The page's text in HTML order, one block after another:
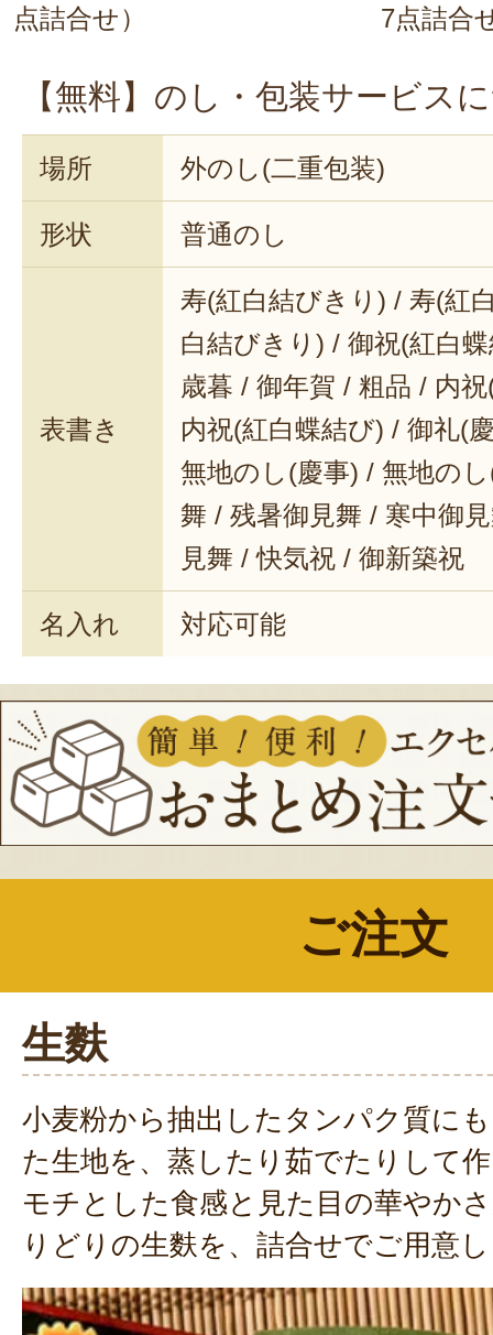
点詰合せ） 7点詰合
【無料】のし・包装サービス
場所 外のし(二重包装)
形状 普通のし
表書き
寿(紅白結びきり) / 寿(紅
白結びきり) / 御祝(紅白
歳暮 / 御年賀 / 粗品 / 内
内祝(紅白蝶結び) / 御礼(
無地のし(慶事) / 無地の
舞 / 残暑御見舞 / 寒中御
見舞 / 快気祝 / 御新築祝
名入れ 対応可能
ご注文
生麩
小麦粉から抽出したタンパク質に
た生地を、蒸したり茹でたりして
モチとした食感と見た目の華やか
りどりの生麩を、詰合せでご用意